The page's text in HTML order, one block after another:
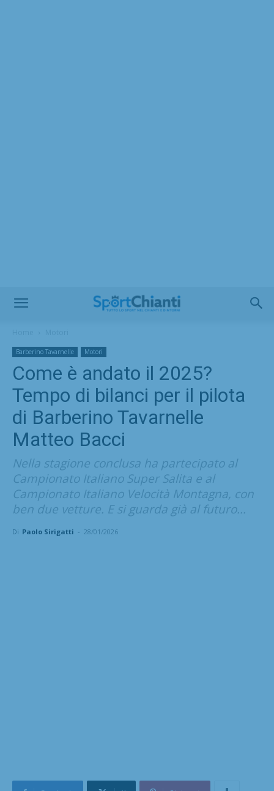
Barberino Tavarnelle Motori
Come è andato il 2025?
Tempo di bilanci per il pilota
di Barberino Tavarnelle
Matteo Bacci
Nella stagione conclusa ha partecipato al
Campionato Italiano Super Salita e al
Campionato Italiano Velocità Montagna, con
ben due vetture. E si guarda già al futuro...
Di Paolo Sirigatti - 28/01/2026